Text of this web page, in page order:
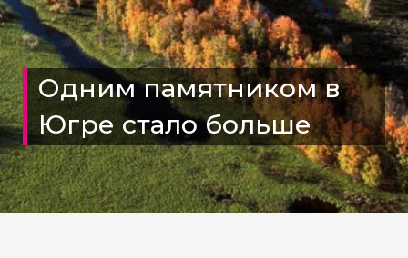
Одним памятником в
Югре стало больше